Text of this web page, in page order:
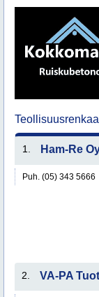
1. Ham-Re
Puh. (05) 343 5666
2. VA-PA